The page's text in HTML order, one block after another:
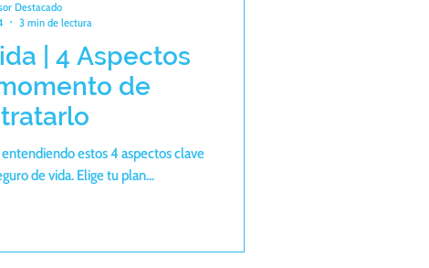
| 4 Aspectos
de
estos 4 aspectos clave
de vida. Elige tu plan...
Destacado
3 min de lectura